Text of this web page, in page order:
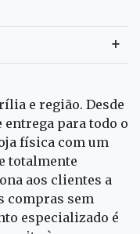
e região. Desde
entrega para todo o
física com um
totalmente
aos clientes a
compras sem
especializado é